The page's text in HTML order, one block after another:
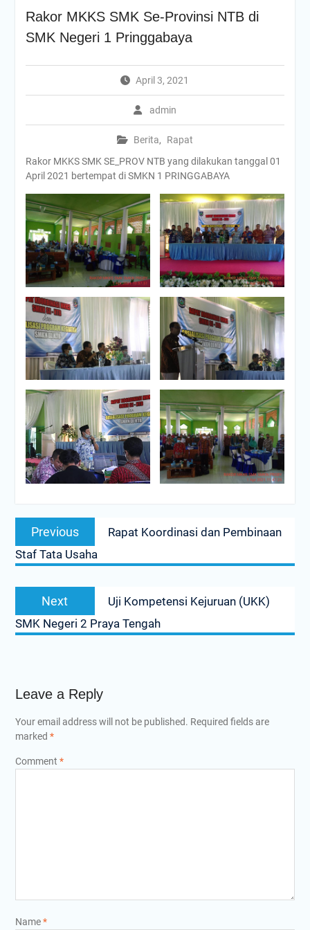
Pancasila, 1 Oktober 2025!
KKP (Kawah
Upacara Peringatan HUT
Peringatan HUT SMKN 2
PRAYA TENGAH Sekaligus
Penutupan MPLS
MPLS Hari Ke-4
Melangkah Ke Hari Kedua
MPLS
MPLS Hari Pertama
PRA – MASA PENGENALAN
LINGKUNGAN SATUAN
PENDIDIKAN RAMAH SMKN
2 PRAYA TENGAH TAHUN
PELAJARAN 2025/2026
APEL PERINGATAN
HARKITNAS KE-117
PENYERAHAN PIALA AiSO
Upacara memperingati Hari
Pendidikan Nasional 2 Mei
2026 di SMKN 2 PRAYA
TENGAH.
Rakor MKKS SMK Se-Provinsi NTB di
SMK Negeri 1 Pringgabaya
April 3, 2021
admin
Berita,
Rapat
Rakor MKKS SMK SE_PROV NTB yang dilakukan tanggal 01
April 2021 bertempat di SMKN 1 PRINGGABAYA
Post
navigation
Previous
post:
Rapat Koordinasi dan Pembinaan
Staf Tata Usaha
Next
post:
Uji Kompetensi Kejuruan (UKK)
SMK Negeri 2 Praya Tengah
Leave a Reply
Your email address will not be published. Required fields are
marked *
Comment *
Name*